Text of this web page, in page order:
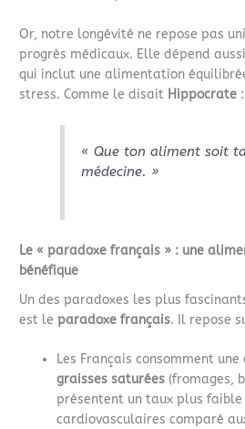
Or, notre longévité ne repose pas
progrès médicaux. Elle dépend
qui inclut une alimentation
stress. Comme le disait Hippocrate :
« Que ton aliment soit
médecine. »
Le « paradoxe français » : une
bénéfique
Un des paradoxes les plus
est leparadoxe français. Il repose
Les Français consomment une
graisses saturées (fromages,
présentent un taux plus
cardiovasculaires comparé